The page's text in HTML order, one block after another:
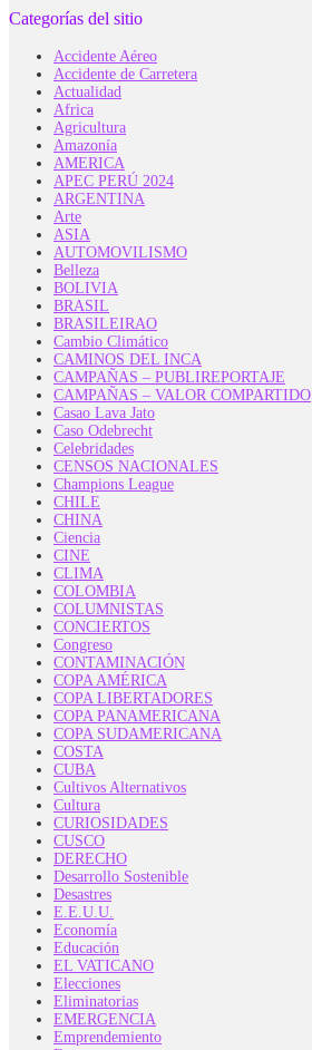
Categorías del sitio
Accidente Aéreo
Accidente de Carretera
Actualidad
Africa
Agricultura
Amazonía
AMERICA
APEC PERÚ 2024
ARGENTINA
Arte
ASIA
AUTOMOVILISMO
Belleza
BOLIVIA
BRASIL
BRASILEIRAO
Cambio Climático
CAMINOS DEL INCA
CAMPAÑAS – PUBLIREPORTAJE
CAMPAÑAS – VALOR COMPARTIDO
Casao Lava Jato
Caso Odebrecht
Celebridades
CENSOS NACIONALES
Champions League
CHILE
CHINA
Ciencia
CINE
CLIMA
COLOMBIA
COLUMNISTAS
CONCIERTOS
Congreso
CONTAMINACIÓN
COPA AMÉRICA
COPA LIBERTADORES
COPA PANAMERICANA
COPA SUDAMERICANA
COSTA
CUBA
Cultivos Alternativos
Cultura
CURIOSIDADES
CUSCO
DERECHO
Desarrollo Sostenible
Desastres
E.E.U.U.
Economía
Educación
EL VATICANO
Elecciones
Eliminatorias
EMERGENCIA
Emprendemiento